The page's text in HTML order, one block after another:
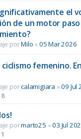
el
de un motor paso
porMilo « 05 Mar 2026
femenino.
porcalamigiara «09 Jul
8
pormarto25 «03 Jul
1